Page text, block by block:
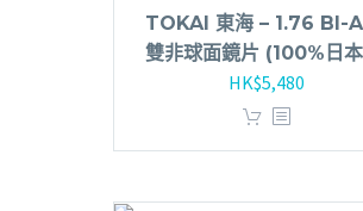
TOKAI 東海 – 1.76 BI-
雙非球面鏡片 (100%日
HK$5,480